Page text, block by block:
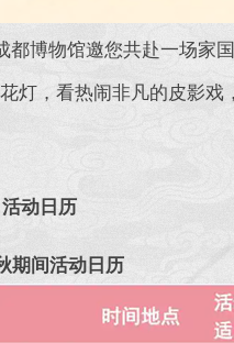
博物馆邀您共赴一场家
，看热闹非凡的皮影戏
动日历
期间活动日历